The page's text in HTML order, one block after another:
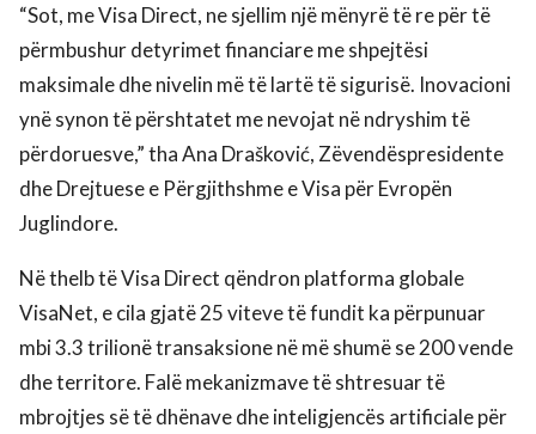
“Sot, me Visa Direct, ne sjellim një mënyrë të re për të
përmbushur detyrimet financiare me shpejtësi
maksimale dhe nivelin më të lartë të sigurisë. Inovacioni
ynë synon të përshtatet me nevojat në ndryshim të
përdoruesve,” tha Ana Drašković, Zëvendëspresidente
dhe Drejtuese e Përgjithshme e Visa për Evropën
Juglindore.
Në thelb të Visa Direct qëndron platforma globale
VisaNet, e cila gjatë 25 viteve të fundit ka përpunuar
mbi 3.3 trilionë transaksione në më shumë se 200 vende
dhe territore. Falë mekanizmave të shtresuar të
mbrojtjes së të dhënave dhe inteligjencës artificiale për